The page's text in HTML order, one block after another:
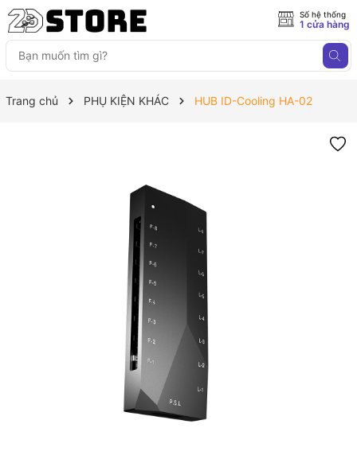
Số hệ thống
1 cửa hàng
Trang chủ PHỤ KIỆN KHÁC HUB ID-Cooling HA-02